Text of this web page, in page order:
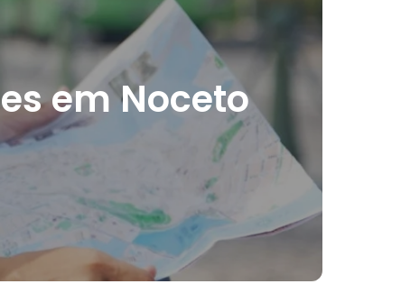
em Noceto